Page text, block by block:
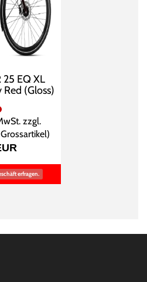
25 EQ XL
(Gloss)
zzgl.
)
erfragen.